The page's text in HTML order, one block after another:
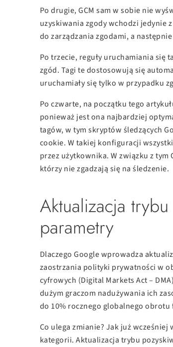
Po drugie, GCM sam w sobie nie
uzyskiwania zgody wchodzi jedynie
do zarządzania zgodami, a
Po trzecie, reguły uruchamiania się
zgód. Tagi te dostosowują się
uruchamiały się tylko w przypadku
Po czwarte, na początku tego
ponieważ jest ona najbardziej
tagów, w tym skryptów śledzących
cookie. W takiej konfiguracji
przez użytkownika. W związku z
którzy nie zgadzają się na śledzenie.
Aktualizacja
parametry
Dlaczego Google wprowadza
zaostrzania polityki prywatności w
cyfrowych (Digital Markets Act –
dużym graczom nadużywania ich
do 10% rocznego globalnego
Co ulega zmianie? Jak już
kategorii. Aktualizacja trybu